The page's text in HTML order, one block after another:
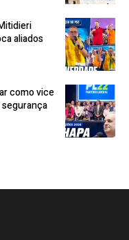
aliados
como vice